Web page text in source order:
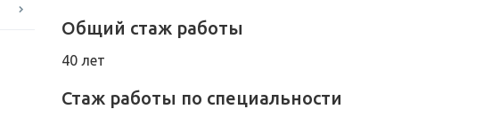
Общий стаж работы
40 лет
Стаж работы по специальности